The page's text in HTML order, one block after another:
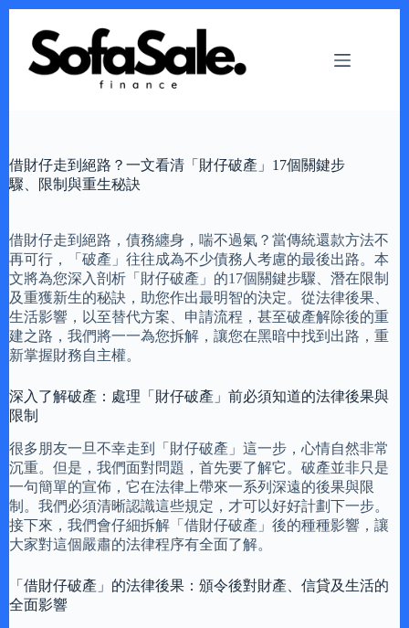
content
借財仔走到絕路？一文看清「財仔破產」17個關鍵步
驟、限制與重生秘訣
借財仔走到絕路，債務纏身，喘不過氣？當傳統還款方法不
再可行，「破產」往往成為不少債務人考慮的最後出路。本
文將為您深入剖析「財仔破產」的17個關鍵步驟、潛在限制
及重獲新生的秘訣，助您作出最明智的決定。從法律後果、
生活影響，以至替代方案、申請流程，甚至破產解除後的重
建之路，我們將一一為您拆解，讓您在黑暗中找到出路，重
新掌握財務自主權。
深入了解破產：處理「財仔破產」前必須知道的法律後果與
限制
很多朋友一旦不幸走到「財仔破產」這一步，心情自然非常
沉重。但是，我們面對問題，首先要了解它。破產並非只是
一句簡單的宣佈，它在法律上帶來一系列深遠的後果與限
制。我們必須清晰認識這些規定，才可以好好計劃下一步。
接下來，我們會仔細拆解「借財仔破產」後的種種影響，讓
大家對這個嚴肅的法律程序有全面了解。
「借財仔破產」的法律後果：頒令後對財產、信貸及生活的
全面影響